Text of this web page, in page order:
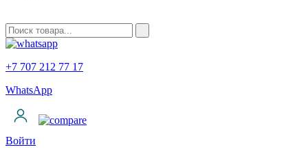
+7 707 212 77 17
WhatsApp
Войти